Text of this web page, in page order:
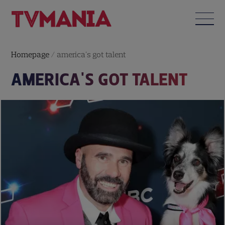
Homepage / america's got talent
AMERICA'S GOT TALENT